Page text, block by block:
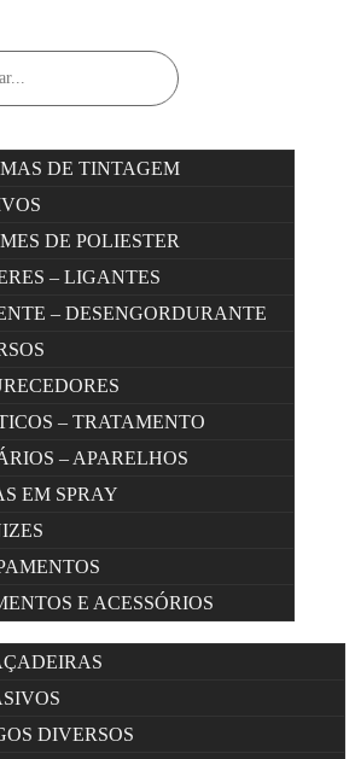
DE TINTAGEM
DE POLIESTER
– LIGANTES
– DESENGORDURANTE
– TRATAMENTO
– APARELHOS
EM SPRAY
E ACESSÓRIOS
DIVERSOS